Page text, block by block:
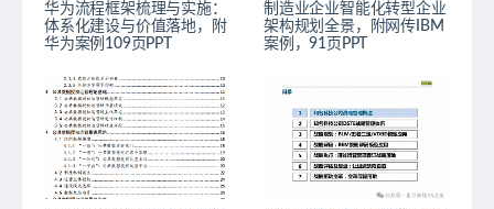
华为流程框架梳理与实施：
体系化建设与价值落地，附
华为案例109页PPT
制造业企业智能化转型企业
架构规划全景，附网传IBM
案例，91页PPT